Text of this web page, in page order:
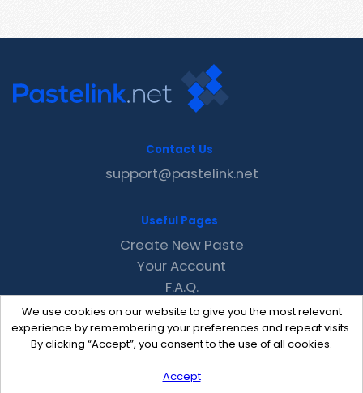
We use cookies on our website to give you the most relevant
experience by remembering your preferences and repeat visits.
By clicking “Accept”, you consent to the use of all cookies.
Accept
Contact Us
support@pastelink.net
Useful Pages
Create New Paste
Your Account
F.A.Q.
Recent
Contact